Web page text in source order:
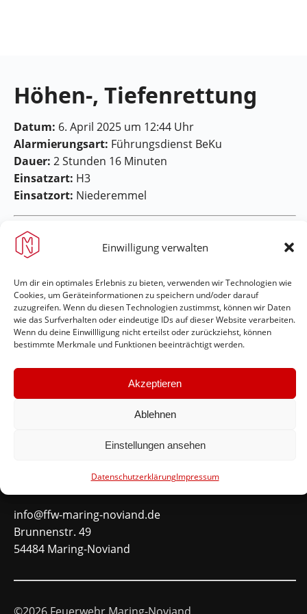
Einwilligung verwalten
Um dir ein optimales Erlebnis zu bieten, verwenden wir Technologien wie
Cookies, um Geräteinformationen zu speichern und/oder darauf
zuzugreifen. Wenn du diesen Technologien zustimmst, können wir Daten
wie das Surfverhalten oder eindeutige IDs auf dieser Website verarbeiten.
Wenn du deine Einwillligung nicht erteilst oder zurückziehst, können
bestimmte Merkmale und Funktionen beeinträchtigt werden.
Akzeptieren
Ablehnen
Einstellungen ansehen
DatenschutzerklärungImpressum
Höhen-, Tiefenrettung
Datum: 6. April 2025 um 12:44 Uhr
Alarmierungsart: Führungsdienst BeKu
Dauer: 2 Stunden 16 Minuten
Einsatzart: H3
Einsatzort: Niederemmel
Feuerwehr Maring-Noviand
#immerda
Schnellinks
info@ffw-maring-noviand.de
Brunnenstr. 49
54484 Maring-Noviand
©2026 Feuerwehr Maring-Noviand